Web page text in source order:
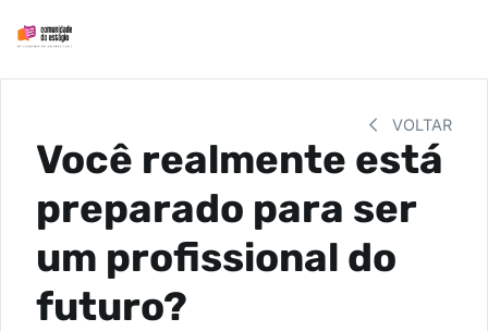
VOLTAR
Você realmente está
preparado para ser
um profissional do
futuro?